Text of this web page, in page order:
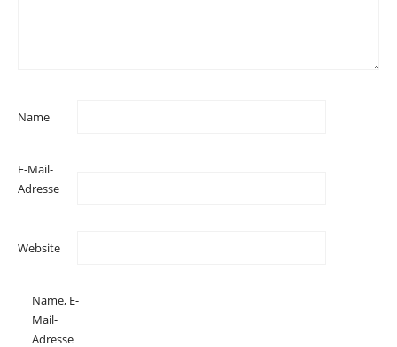
Name
E-Mail-
Adresse
Website
Name, E-
Mail-
Adresse